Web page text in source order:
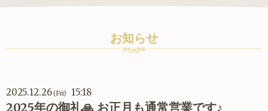
お知らせ
2025.12.26(Fri) 15:18
2025年の御礼🙏 お正月も通常営業です♪